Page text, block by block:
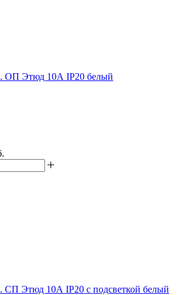
ОП Этюд 10А IP20 белый
СП Этюд 10А IP20 с подсветкой белый